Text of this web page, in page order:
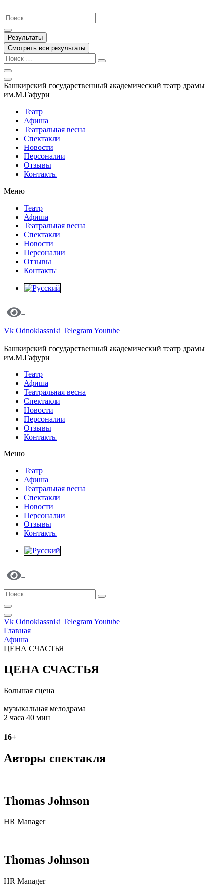
к
содержимому
Search
...
Результаты
Смотреть все результаты
Башкирский государственный академический театр драмы
им.М.Гафури
Театр
Афиша
Театральная весна
Спектакли
Новости
Персоналии
Отзывы
Контакты
Меню
Театр
Афиша
Театральная весна
Спектакли
Новости
Персоналии
Отзывы
Контакты
Vk Odnoklassniki TelegramYoutube
Башкирский государственный академический театр драмы
им.М.Гафури
Театр
Афиша
Театральная весна
Спектакли
Новости
Персоналии
Отзывы
Контакты
Меню
Театр
Афиша
Театральная весна
Спектакли
Новости
Персоналии
Отзывы
Контакты
Vk Odnoklassniki TelegramYoutube
Главная
Афиша
ЦЕНА СЧАСТЬЯ
ЦЕНА СЧАСТЬЯ
Большая сцена
музыкальная мелодрама
2 часа 40 мин
16+
Авторы спектакля
Thomas Johnson
HR Manager
Thomas Johnson
HR Manager